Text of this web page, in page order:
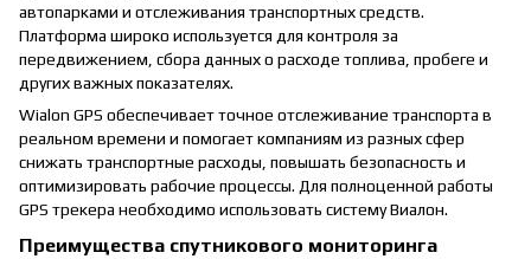
автопарками и отслеживания транспортных средств.
Платформа широко используется для контроля за
передвижением, сбора данных о расходе топлива, пробеге и
других важных показателях.
Wialon GPS обеспечивает точное отслеживание транспорта в
реальном времени и помогает компаниям из разных сфер
снижать транспортные расходы, повышать безопасность и
оптимизировать рабочие процессы. Для полноценной работы
GPS трекера необходимо использовать систему Виалон.
Преимущества спутникового мониторинга